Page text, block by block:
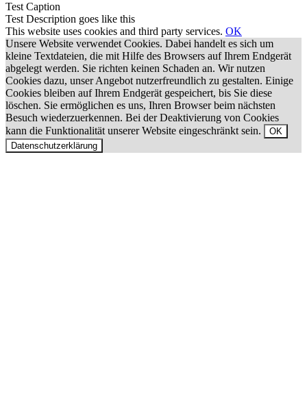
Test Caption
Test Description goes like this
This website uses cookies and third party services. OK
Unsere Website verwendet Cookies. Dabei handelt es sich um
kleine Textdateien, die mit Hilfe des Browsers auf Ihrem Endgerät
abgelegt werden. Sie richten keinen Schaden an. Wir nutzen
Cookies dazu, unser Angebot nutzerfreundlich zu gestalten. Einige
Cookies bleiben auf Ihrem Endgerät gespeichert, bis Sie diese
löschen. Sie ermöglichen es uns, Ihren Browser beim nächsten
Besuch wiederzuerkennen. Bei der Deaktivierung von Cookies
kann die Funktionalität unserer Website eingeschränkt sein.
OK
Datenschutzerklärung